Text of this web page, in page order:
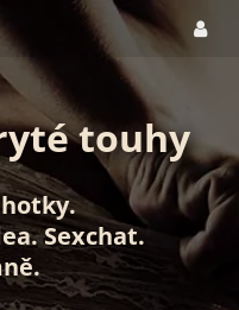
touhy
.
.Sexchat.
.